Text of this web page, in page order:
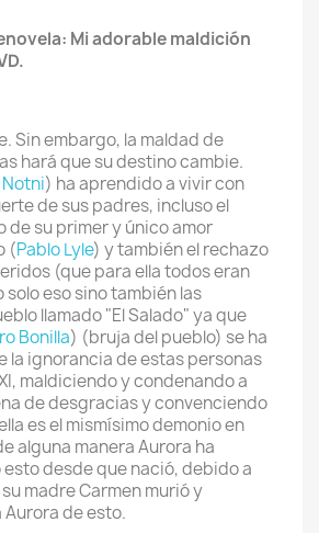
Mi adorable maldición
Sin embargo, la maldad de
hará que su destino cambie.
) ha aprendido a vivir con
de sus padres, incluso el
su primer y único amor
(Pablo Lyle) y también el rechazo
(que para ella todos eran
solo eso sino también las
llamado "El Salado" ya que
Bonilla) (bruja del pueblo) se ha
la ignorancia de estas personas
maldiciendo y condenando a
de desgracias y convenciendo
es el mismísimo demonio en
alguna manera Aurora ha
desde que nació, debido a
madre Carmen murió y
de esto.